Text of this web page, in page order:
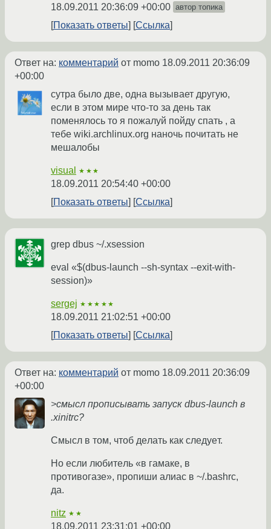
18.09.2011 20:36:09 +00:00 автор топика
Показать ответы Ссылка
Ответ на: комментарий от momo 18.09.2011 20:36:09
+00:00
сутра было две, одна вызывает другую,
если в этом мире что-то за день так
поменялось то я пожалуй пойду спать , а
тебе wiki.archlinux.org наночь почитать не
мешалобы
visual ★★★
18.09.2011 20:54:40 +00:00
Показать ответы
Ссылка
grep dbus ~/.xsession
eval «$(dbus-launch --sh-syntax --exit-with-
session)»
sergej ★★★★★
18.09.2011 21:02:51 +00:00
Показать ответы
Ссылка
Ответ на: комментарий от momo 18.09.2011 20:36:09
+00:00
>смысл прописывать запуск dbus-launch в
.xinitrc?
Cмысл в том, чтоб дeлать как слeдуeт.
Но eсли любитeль «в гамакe, в
противогазе», пропиши алиас в ~/.bashrc,
да.
nitz ★★
18.09.2011 23:31:01 +00:00